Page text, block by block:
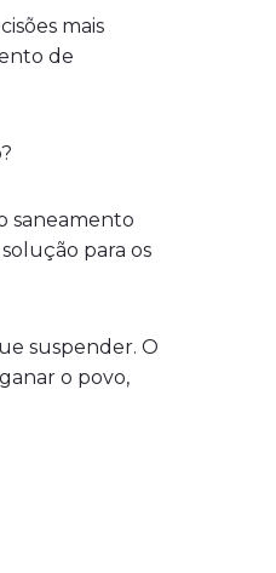
mais
de
saneamento
para os
suspender. O
o povo,